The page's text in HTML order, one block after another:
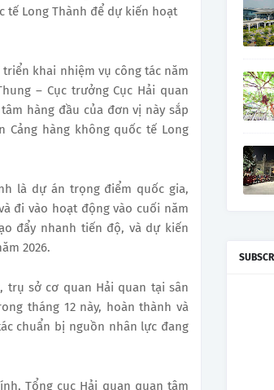
tế Long Thành để dự kiến hoạt
khai nhiệm vụ công tác năm
– Cục trưởng Cục Hải quan
hàng đầu của đơn vị này sắp
hàng không quốc tế Long
là dự án trọng điểm quốc gia,
đi vào hoạt động vào cuối năm
đẩy nhanh tiến độ, và dự kiến
2026.
trụ sở cơ quan Hải quan tại sân
tháng 12 này, hoàn thành và
chuẩn bị nguồn nhân lực đang
Tổng cục Hải quan quan tâm